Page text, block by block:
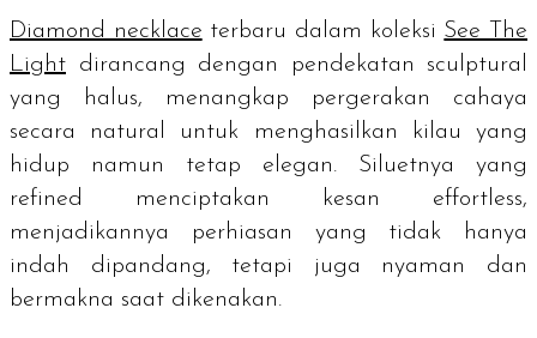
Diamond necklace terbaru dalam koleksi See The
Light dirancang dengan pendekatan sculptural
yang halus, menangkap pergerakan cahaya
secara natural untuk menghasilkan kilau yang
hidup namun tetap elegan. Siluetnya yang
refined menciptakan kesan effortless,
menjadikannya perhiasan yang tidak hanya
indah dipandang, tetapi juga nyaman dan
bermakna saat dikenakan.